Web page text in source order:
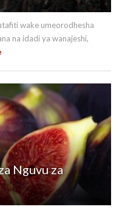
wake umeorodhesha
na idadi ya wanajeshi,
Nguvu za